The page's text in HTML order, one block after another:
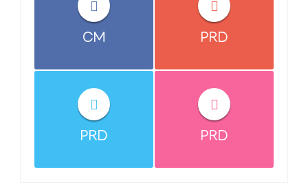
CM PRD
PRD PRD